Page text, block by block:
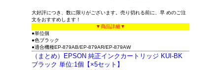
大好評につき、数に限りがございます。売り切れる前に、早 めのご注
文をおすすめします！
▼商品詳細▼
●単位個
●色ブラック
●適合機種EP-879AB/EP-879AR/EP-879AW
（まとめ）EPSON 純正インクカートリッジ KUI-BK
ブラック 単位:1個【×5セット】